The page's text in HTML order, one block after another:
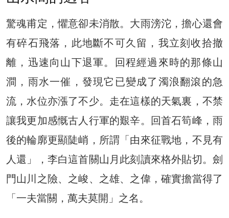
驚魂甫定，懼意卻未消散。大雨滂沱，擔心還會
有碎石飛落，此地斷不可久留，我立刻收拾撤
離，迅速向山下退軍。回程經過來時的那條山
澗，雨水一催，發現它已變成了濁浪翻滾的急
流，水位亦漲了不少。走在這樣的天氣裏，不禁
讓我更加感慨古人行軍的艱辛。回首石筍峰，雨
後的輪廓更顯陡峭，所謂「由來征戰地，不見有
人還」，李白這首關山月此刻讀來格外貼切。劍
門山川之險、之峻、之雄、之偉，確實擔當得了
「一夫當關，萬夫莫開」之名。